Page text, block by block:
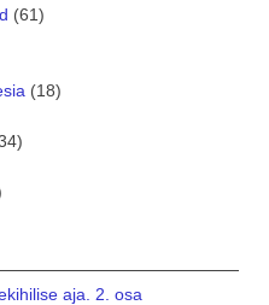
(61)
(18)
aja. 2. osa